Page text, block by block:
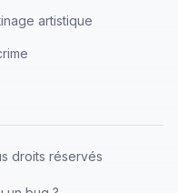
artistique
droits réservés